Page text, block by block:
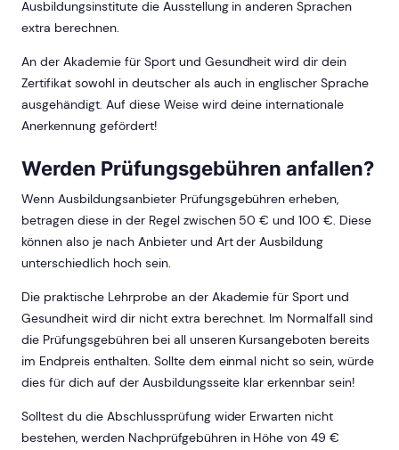
Ausbildungsinstitute die Ausstellung in anderen Sprachen
extra berechnen.
An der Akademie für Sport und Gesundheit wird dir dein
Zertifikat sowohl in deutscher als auch in englischer Sprache
ausgehändigt. Auf diese Weise wird deine internationale
Anerkennung gefördert!
Werden Prüfungsgebühren anfallen?
Wenn Ausbildungsanbieter Prüfungsgebühren erheben,
betragen diese in der Regel zwischen 50 € und 100 €. Diese
können also je nach Anbieter und Art der Ausbildung
unterschiedlich hoch sein.
Die praktische Lehrprobe an der Akademie für Sport und
Gesundheit wird dir nicht extra berechnet. Im Normalfall sind
die Prüfungsgebühren bei all unseren Kursangeboten bereits
im Endpreis enthalten. Sollte dem einmal nicht so sein, würde
dies für dich auf der Ausbildungsseite klar erkennbar sein!
Solltest du die Abschlussprüfung wider Erwarten nicht
bestehen, werden Nachprüfgebühren in Höhe von 49 €